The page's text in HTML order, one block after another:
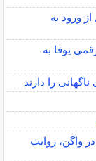
ورود به
یوفا به
را دارند
واگن، روايت